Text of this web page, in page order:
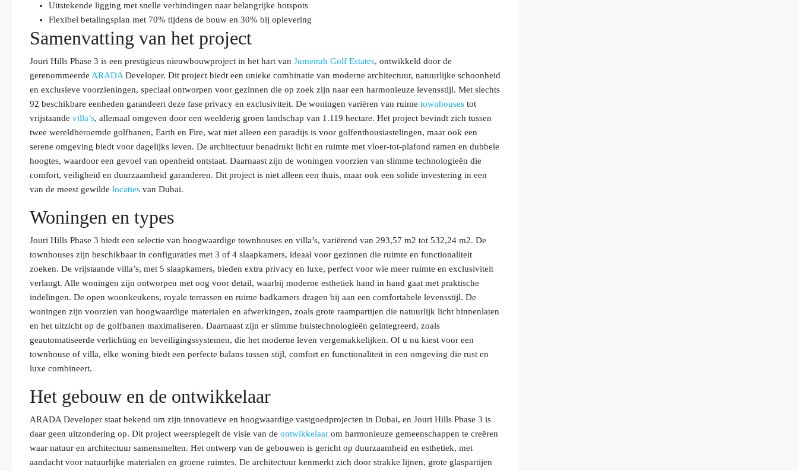
Uitstekende ligging met snelle verbindingen naar belangrijke hotspots
Flexibel betalingsplan met 70% tijdens de bouw en 30% bij oplevering
Samenvatting van het project
Jouri Hills Phase 3 is een prestigieus nieuwbouwproject in het hart van Jumeirah Golf Estates, ontwikkeld door de
gerenommeerde ARADA Developer. Dit project biedt een unieke combinatie van moderne architectuur, natuurlijke schoonheid
en exclusieve voorzieningen, speciaal ontworpen voor gezinnen die op zoek zijn naar een harmonieuze levensstijl. Met slechts
92 beschikbare eenheden garandeert deze fase privacy en exclusiviteit. De woningen variëren van ruime townhouses tot
vrijstaande villa’s, allemaal omgeven door een weelderig groen landschap van 1.119 hectare. Het project bevindt zich tussen
twee wereldberoemde golfbanen, Earth en Fire, wat niet alleen een paradijs is voor golfenthousiastelingen, maar ook een
serene omgeving biedt voor dagelijks leven. De architectuur benadrukt licht en ruimte met vloer-tot-plafond ramen en dubbele
hoogtes, waardoor een gevoel van openheid ontstaat. Daarnaast zijn de woningen voorzien van slimme technologieën die
comfort, veiligheid en duurzaamheid garanderen. Dit project is niet alleen een thuis, maar ook een solide investering in een
van de meest gewilde locaties van Dubai.
Woningen en types
Jouri Hills Phase 3 biedt een selectie van hoogwaardige townhouses en villa’s, variërend van 293,57 m2 tot 532,24 m2. De
townhouses zijn beschikbaar in configuraties met 3 of 4 slaapkamers, ideaal voor gezinnen die ruimte en functionaliteit
zoeken. De vrijstaande villa’s, met 5 slaapkamers, bieden extra privacy en luxe, perfect voor wie meer ruimte en exclusiviteit
verlangt. Alle woningen zijn ontworpen met oog voor detail, waarbij moderne esthetiek hand in hand gaat met praktische
indelingen. De open woonkeukens, royale terrassen en ruime badkamers dragen bij aan een comfortabele levensstijl. De
woningen zijn voorzien van hoogwaardige materialen en afwerkingen, zoals grote raampartijen die natuurlijk licht binnenlaten
en het uitzicht op de golfbanen maximaliseren. Daarnaast zijn er slimme huistechnologieën geïntegreerd, zoals
geautomatiseerde verlichting en beveiligingssystemen, die het moderne leven vergemakkelijken. Of u nu kiest voor een
townhouse of villa, elke woning biedt een perfecte balans tussen stijl, comfort en functionaliteit in een omgeving die rust en
luxe combineert.
Het gebouw en de ontwikkelaar
ARADA Developer staat bekend om zijn innovatieve en hoogwaardige vastgoedprojecten in Dubai, en Jouri Hills Phase 3 is
daar geen uitzondering op. Dit project weerspiegelt de visie van de ontwikkelaar om harmonieuze gemeenschappen te creëren
waar natuur en architectuur samensmelten. Het ontwerp van de gebouwen is gericht op duurzaamheid en esthetiek, met
aandacht voor natuurlijke materialen en groene ruimtes. De architectuur kenmerkt zich door strakke lijnen, grote glaspartijen